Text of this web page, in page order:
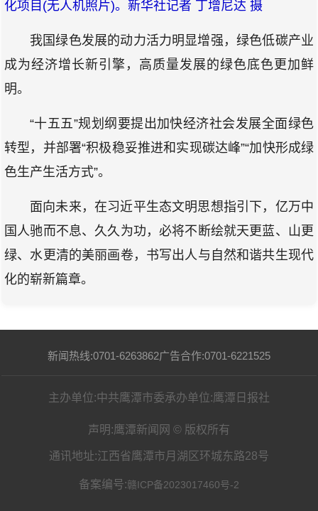
化项目(无人机照片)。新华社记者 丁增尼达 摄
我国绿色发展的动力活力明显增强，绿色低碳产业
成为经济增长新引擎，高质量发展的绿色底色更加鲜
明。
“十五五”规划纲要提出加快经济社会发展全面绿色
转型，并部署“积极稳妥推进和实现碳达峰”“加快形成绿
色生产生活方式”。
面向未来，在习近平生态文明思想指引下，亿万中
国人驰而不息、久久为功，必将不断绘就天更蓝、山更
绿、水更清的美丽画卷，书写出人与自然和谐共生现代
化的崭新篇章。
新闻热线:0701-6263862广告合作:0701-6221525
主办单位:中共鹰潭市委承办单位:鹰潭日报社
声明:鹰潭新闻网 © 版权所有
通讯地址:江西省鹰潭市月湖区环城东路28号
备案编号:赣ICP备2023017460号-2